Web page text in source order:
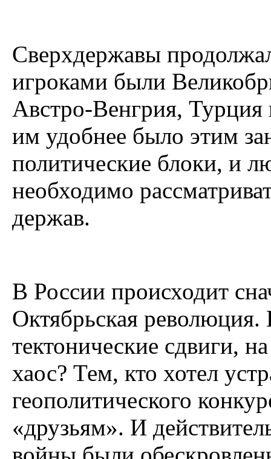
Сверхдержавы
игроками были
Австро-Венгрия, Турция
им удобнее было этим
политические блоки, и
необходимо
держав.
В России происходит
Октябрьская
тектонические сдвиги,
хаос? Тем, кто хотел
геополитического
«друзьям». И